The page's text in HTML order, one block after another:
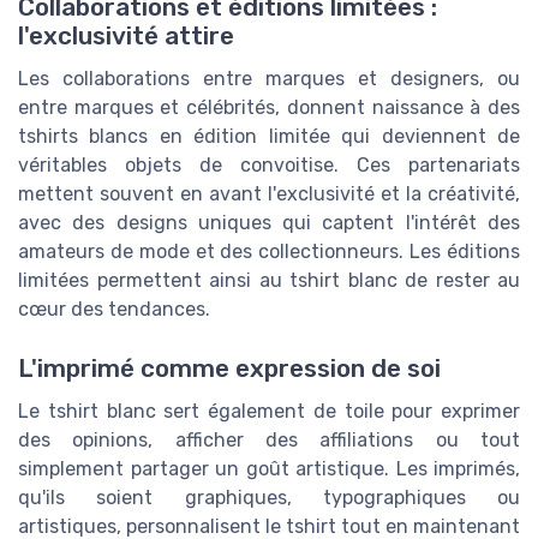
Collaborations et éditions limitées :
l'exclusivité attire
Les collaborations entre marques et designers, ou
entre marques et célébrités, donnent naissance à des
tshirts blancs en édition limitée qui deviennent de
véritables objets de convoitise. Ces partenariats
mettent souvent en avant l'exclusivité et la créativité,
avec des designs uniques qui captent l'intérêt des
amateurs de mode et des collectionneurs. Les éditions
limitées permettent ainsi au tshirt blanc de rester au
cœur des tendances.
L'imprimé comme expression de soi
Le tshirt blanc sert également de toile pour exprimer
des opinions, afficher des affiliations ou tout
simplement partager un goût artistique. Les imprimés,
qu'ils soient graphiques, typographiques ou
artistiques, personnalisent le tshirt tout en maintenant